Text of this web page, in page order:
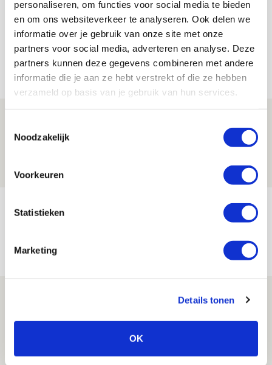
personaliseren, om functies voor social media te bieden
en om ons websiteverkeer te analyseren. Ook delen we
informatie over je gebruik van onze site met onze
partners voor social media, adverteren en analyse. Deze
partners kunnen deze gegevens combineren met andere
informatie die je aan ze hebt verstrekt of die ze hebben
verzameld op basis van je gebruik van hun services.
Noodzakelijk
Voorkeuren
Statistieken
Marketing
Details tonen
OK
Bekijk alle berichten van Lindy Hofstra
Net binnen //
Zwolle - Ajax
Míchels elf: met welke formatie begin
Spelen bij Jong Ajax of Ajax 1? Dat